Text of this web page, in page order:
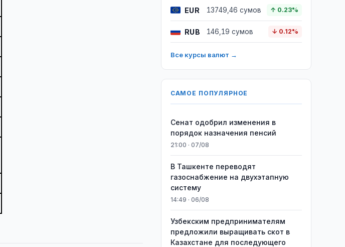
EUR 13749,46 сумов ↑ 0.23%
RUB 146,19 сумов ↓ 0.12%
Все курсы валют →
САМОЕ ПОПУЛЯРНОЕ
Сенат одобрил изменения в
порядок назначения пенсий
21:00 · 07/08
В Ташкенте переводят
газоснабжение на двухэтапную
систему
14:49 · 06/08
Узбекским предпринимателям
предложили выращивать скот в
Казахстане для последующего